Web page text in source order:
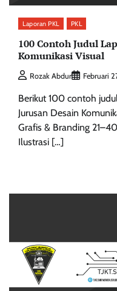
Laporan PKL PKL
100 Contoh Judul
Komunikasi Visual
Rozak Abdur Februari
Berikut 100 contoh
Jurusan Desain
Grafis & Branding
Ilustrasi […]